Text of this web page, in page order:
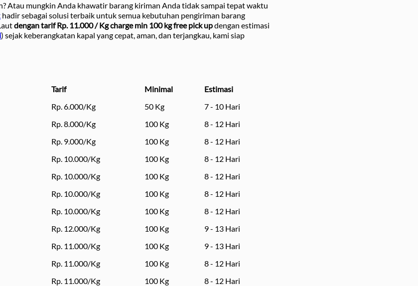
Atau mungkin Anda khawatir barang kiriman Anda tidak sampai tepat waktu
hadir sebagai solusi terbaik untuk semua kebutuhan pengiriman barang
dengan tarif Rp. 11.000 / Kg charge min 100 kg free pick updengan estimasi
) sejak keberangkatan kapal yang cepat, aman, dan terjangkau, kami siap
Tarif Minimal
Estimasi
Rp. 6.000/Kg 50 Kg
7 - 10 Hari
Rp. 8.000/Kg 100 Kg
8 - 12 Hari
Rp. 9.000/Kg 100 Kg
8 - 12 Hari
Rp. 10.000/Kg 100 Kg
8 - 12 Hari
Rp. 10.000/Kg 100 Kg
8 - 12 Hari
Rp. 10.000/Kg 100 Kg
8 - 12 Hari
Rp. 10.000/Kg 100 Kg
8 - 12 Hari
Rp. 12.000/Kg 100 Kg
9 - 13 Hari
Rp. 11.000/Kg 100 Kg
9 - 13 Hari
Rp. 11.000/Kg 100 Kg
8 - 12 Hari
Rp. 11.000/Kg 100 Kg
8 - 12 Hari